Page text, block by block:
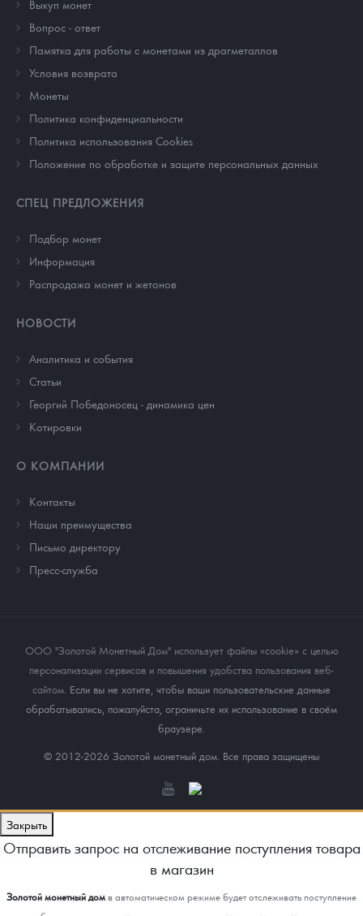
Выкуп монет
Вопрос - ответ
Памятка для работы с монетами из драгметаллов
Условия возврата
Монеты
Политика конфиденциальности
Политика использования Cookies
Положение по обработке и защите персональных данных
СПЕЦ ПРЕДЛОЖЕНИЯ
Подбор монет
Информация
Распродажа монет и жетонов
НОВОСТИ
Аналитика и события
Cтатьи
Георгий Победоносец - динамика цен
Котировки
О КОМПАНИИ
Контакты
Наши преимущества
Письмо директору
Пресс-служба
ООО "Золотой Монетный Дом" использует файлы «cookie» с целью
персонализации сервисов и повышения удобства пользования веб-
сайтом . Если вы не хотите, чтобы ваши пользовательские данные
обрабатывались, пожалуйста, ограничьте их использование в своём
браузере.
© 2012-2026 Золотой монетный дом. Все права защищены
Закрыть
Отправить запрос на отслеживание поступления товара
в магазин
Золотой монетный домв автоматическом режиме будет отслеживать поступление